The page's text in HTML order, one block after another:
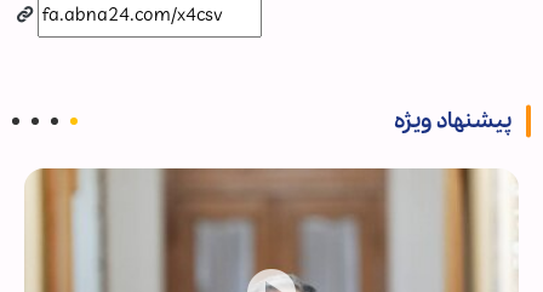
پیشنهاد ویژه